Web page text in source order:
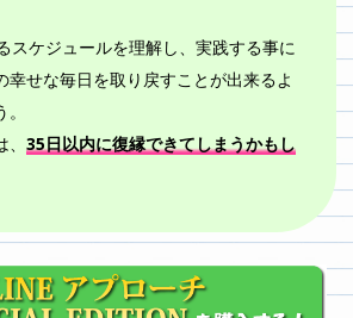
スケジュールを理解し、実践する事に
幸せな毎日を取り戻すことが出来るよ
35日以内に復縁できてしまうかもし